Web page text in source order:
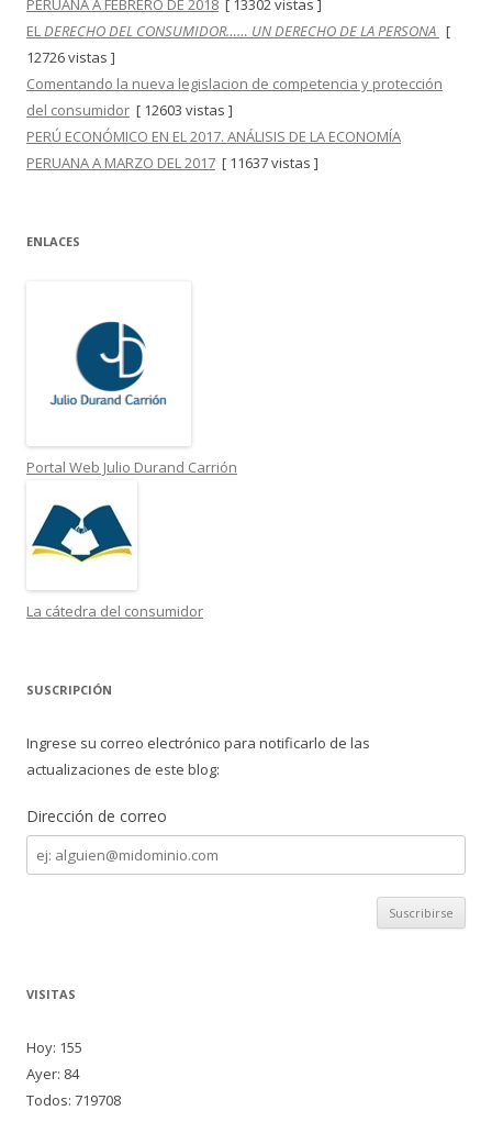
PERUANA A FEBRERO DE 2018 [ 13302 vistas ]
ELDERECHO DEL CONSUMIDOR…… UN DERECHO DE LA PERSONA [
12726 vistas ]
Comentando la nueva legislacion de competencia y protección
del consumidor [ 12603 vistas ]
PERÚ ECONÓMICO EN EL 2017. ANÁLISIS DE LA ECONOMÍA
PERUANA A MARZO DEL 2017 [ 11637 vistas ]
ENLACES
Portal Web Julio Durand Carrión
La cátedra del consumidor
SUSCRIPCIÓN
Ingrese su correo electrónico para notificarlo de las
actualizaciones de este blog:
Dirección de correo
Dirección
de
correo
VISITAS
Hoy: 155
Ayer: 84
Todos: 719708